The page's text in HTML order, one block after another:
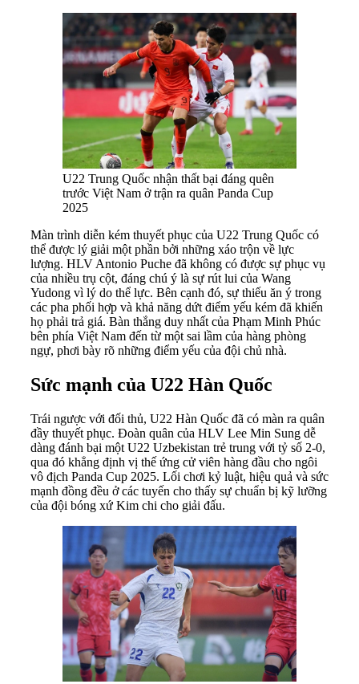
U22 Trung Quốc nhận thất bại đáng quên
trước Việt Nam ở trận ra quân Panda Cup
2025
Màn trình diễn kém thuyết phục của U22 Trung Quốc có
thể được lý giải một phần bởi những xáo trộn về lực
lượng. HLV Antonio Puche đã không có được sự phục vụ
của nhiều trụ cột, đáng chú ý là sự rút lui của Wang
Yudong vì lý do thể lực. Bên cạnh đó, sự thiếu ăn ý trong
các pha phối hợp và khả năng dứt điểm yếu kém đã khiến
họ phải trả giá. Bàn thắng duy nhất của Phạm Minh Phúc
bên phía Việt Nam đến từ một sai lầm của hàng phòng
ngự, phơi bày rõ những điểm yếu của đội chủ nhà.
Sức mạnh của U22 Hàn Quốc
Trái ngược với đối thủ, U22 Hàn Quốc đã có màn ra quân
đầy thuyết phục. Đoàn quân của HLV Lee Min Sung dễ
dàng đánh bại một U22 Uzbekistan trẻ trung với tỷ số 2-0,
qua đó khẳng định vị thế ứng cử viên hàng đầu cho ngôi
vô địch Panda Cup 2025. Lối chơi kỷ luật, hiệu quả và sức
mạnh đồng đều ở các tuyến cho thấy sự chuẩn bị kỹ lưỡng
của đội bóng xứ Kim chi cho giải đấu.